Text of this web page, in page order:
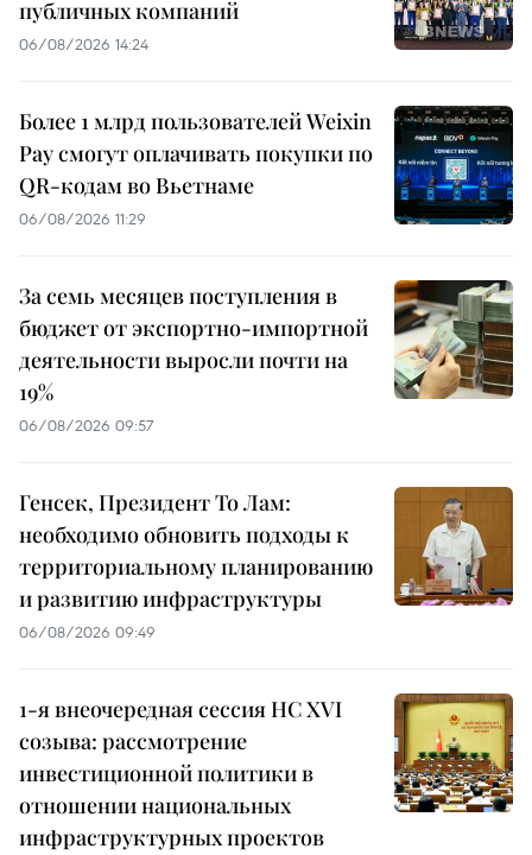
публичных компаний
06/08/2026 14:24
Более 1 млрд пользователей Weixin
Pay смогут оплачивать покупки по
QR-кодам во Вьетнаме
06/08/2026 11:29
За семь месяцев поступления в
бюджет от экспортно-импортной
деятельности выросли почти на
19%
06/08/2026 09:57
Генсек, Президент То Лам:
необходимо обновить подходы к
территориальному планированию
и развитию инфраструктуры
06/08/2026 09:49
1-я внеочередная сессия НС XVI
созыва: рассмотрение
инвестиционной политики в
отношении национальных
инфраструктурных проектов